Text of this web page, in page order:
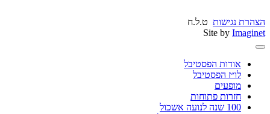
הצהרת נגישות ט.ל.ח
Site by Imaginet
אודות הפסטיבל
לו״ז הפסטיבל
מופעים
חזרות פתוחות
100 שנה לנועה אשכול